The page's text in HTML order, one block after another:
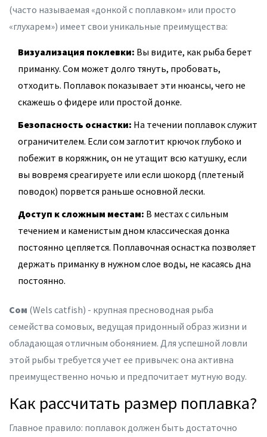
(часто называемая «донкой с поплавком» или просто
«глухарем») имеет свои уникальные преимущества:
Визуализация поклевки: Вы видите, как рыба берет
приманку. Сом может долго тянуть, пробовать,
отходить. Поплавок показывает эти нюансы, чего не
скажешь о фидере или простой донке.
Безопасность оснастки: На течении поплавок служит
ограничителем. Если сом заглотит крючок глубоко и
побежит в коряжник, он не утащит всю катушку, если
вы вовремя среагируете или если шокорд (плетеный
поводок) порвется раньше основной лески.
Доступ к сложным местам: В местах с сильным
течением и каменистым дном классическая донка
постоянно цепляется. Поплавочная оснастка позволяет
держать приманку в нужном слое воды, не касаясь дна
постоянно.
Сом (Wels catfish) - крупная пресноводная рыба
семейства сомовых, ведущая придонный образ жизни и
обладающая отличным обонянием. Для успешной ловли
этой рыбы требуется учет ее привычек: она активна
преимущественно ночью и предпочитает мутную воду.
Как рассчитать размер поплавка?
Главное правило: поплавок должен быть достаточно